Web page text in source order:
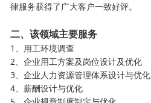
律服务获得了广大客户一致好评。
二、该领域主要服务
1、用工环境调查
2、企业用工方案及岗位设计及优化
3、企业人力资源管理体系设计与优化
4、薪酬设计与优化